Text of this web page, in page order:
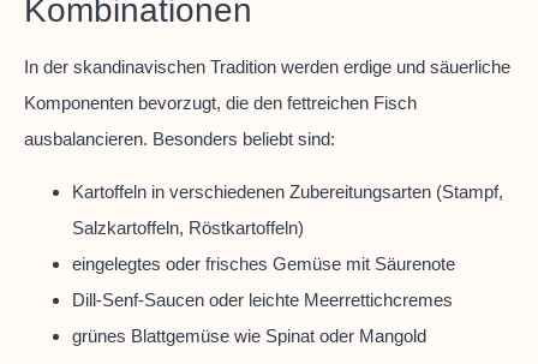
Kombinationen
In der skandinavischen Tradition werden erdige und säuerliche
Komponenten bevorzugt, die den fettreichen Fisch
ausbalancieren. Besonders beliebt sind:
Kartoffeln in verschiedenen Zubereitungsarten (Stampf,
Salzkartoffeln, Röstkartoffeln)
eingelegtes oder frisches Gemüse mit Säurenote
Dill-Senf-Saucen oder leichte Meerrettichcremes
grünes Blattgemüse wie Spinat oder Mangold